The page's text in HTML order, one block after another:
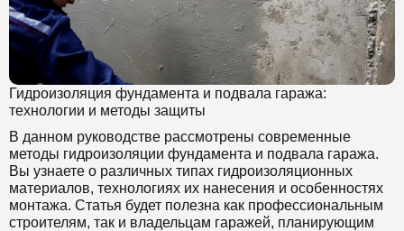
Гидроизоляция фундамента и подвала гаража:
технологии и методы защиты
В данном руководстве рассмотрены современные
методы гидроизоляции фундамента и подвала гаража.
Вы узнаете о различных типах гидроизоляционных
материалов, технологиях их нанесения и особенностях
монтажа. Статья будет полезна как профессиональным
строителям, так и владельцам гаражей, планирующим